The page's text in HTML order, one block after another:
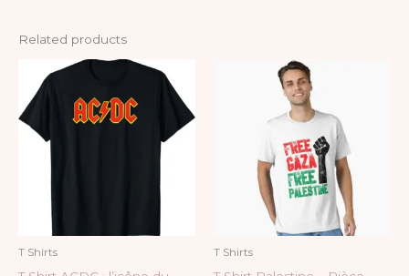
Related products
T Shirts
product
has
multiple
T Shirts